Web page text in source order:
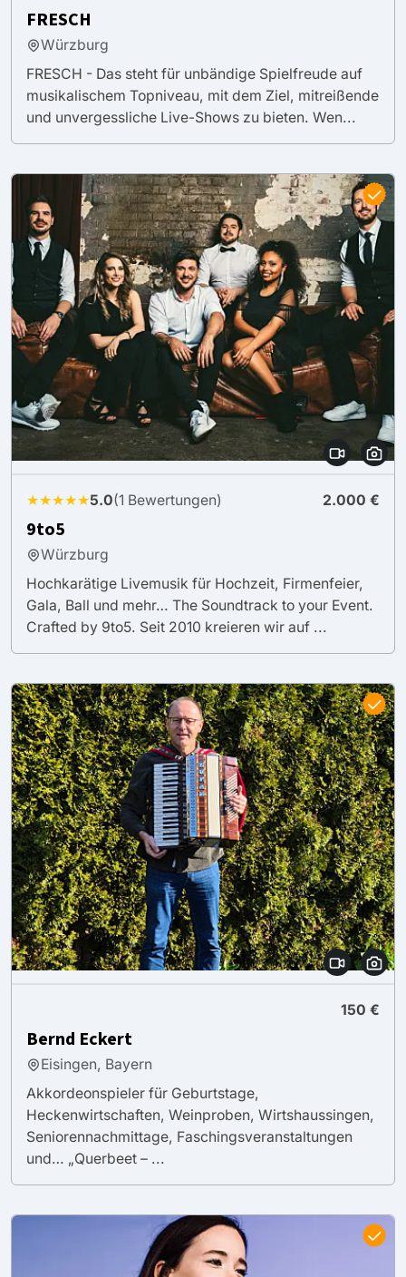
FRESCH
Würzburg
FRESCH - Das steht für unbändige Spielfreude auf
musikalischem Topniveau, mit dem Ziel, mitreißende
und unvergessliche Live-Shows zu bieten. Wen...
★★★★★5.0(1 Bewertungen) 2.000 €
9to5
Würzburg
Hochkarätige Livemusik für Hochzeit, Firmenfeier,
Gala, Ball und mehr… The Soundtrack to your Event.
Crafted by 9to5. Seit 2010 kreieren wir auf ...
150 €
Bernd Eckert
Eisingen, Bayern
Akkordeonspieler für Geburtstage,
Heckenwirtschaften, Weinproben, Wirtshaussingen,
Seniorennachmittage, Faschingsveranstaltungen
und… „Querbeet – ...